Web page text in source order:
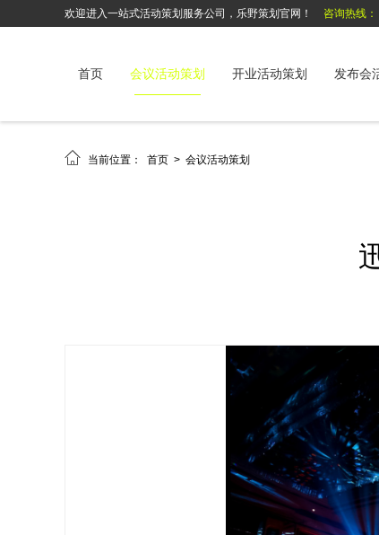
欢迎进入一站式活动策划服务公司，乐野策划官网！ 咨询热线
首页 会议活动策划 开业活动策划 发布会
 当前位置： 首页 > 会议活动策划